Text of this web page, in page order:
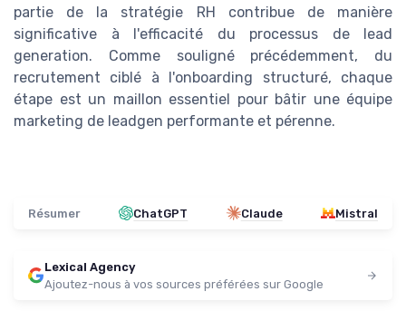
partie de la stratégie RH contribue de manière
significative à l'efficacité du processus de lead
generation. Comme souligné précédemment, du
recrutement ciblé à l'onboarding structuré, chaque
étape est un maillon essentiel pour bâtir une équipe
marketing de leadgen performante et pérenne.
Résumer ChatGPT Claude Mistral
Lexical Agency
Ajoutez-nous à vos sources préférées sur Google